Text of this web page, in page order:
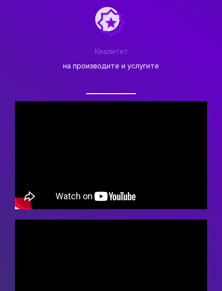
Квалитет
на производите и услугите